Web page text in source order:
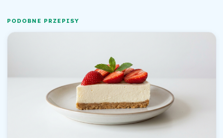
PODOBNE PRZEPISY